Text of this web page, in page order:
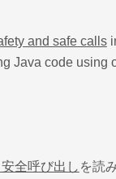
and safe calls
Java code using
全呼び出し を読